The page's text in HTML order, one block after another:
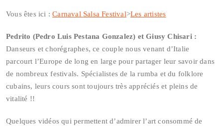
Vous êtes ici :Carnaval Salsa Festival>Les artistes
Pedrito (Pedro Luis Pestana Gonzalez) et Giusy Chisari :
Danseurs et chorégraphes, ce couple nous venant d’Italie
parcourt l’Europe de long en large pour partager leur savoir dans
de nombreux festivals. Spécialistes de la rumba et du folklore
cubains, leurs cours sont toujours très appréciés et pleins de
vitalité !!
Quelques vidéos qui permettent d’admirer l’art consommé de